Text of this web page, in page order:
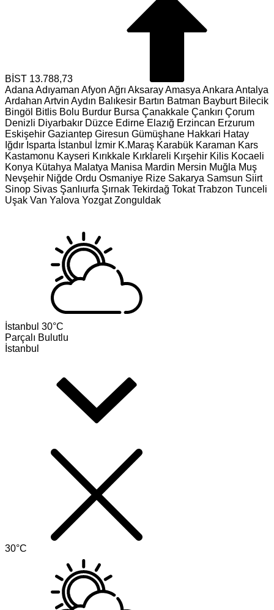
BİST 13.788,73
Adana Adıyaman Afyon Ağrı AksarayAmasya Ankara Antalya
Ardahan Artvin Aydın Balıkesir Bartın Batman Bayburt Bilecik
Bingöl Bitlis Bolu Burdur Bursa Çanakkale Çankırı Çorum
Denizli Diyarbakır Düzce Edirne Elazığ Erzincan Erzurum
Eskişehir Gaziantep Giresun Gümüşhane Hakkari Hatay
Iğdır Isparta İstanbul İzmir K.Maraş Karabük Karaman Kars
Kastamonu Kayseri Kırıkkale Kırklareli Kırşehir Kilis Kocaeli
Konya Kütahya Malatya Manisa Mardin Mersin Muğla Muş
Nevşehir Niğde Ordu Osmaniye Rize Sakarya Samsun Siirt
Sinop Sivas Şanlıurfa Şırnak Tekirdağ Tokat Trabzon Tunceli
Uşak Van Yalova Yozgat Zonguldak
İstanbul 30°C
Parçalı Bulutlu
İstanbul
30°C